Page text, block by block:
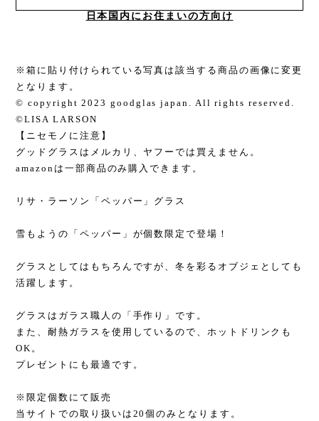
日本国内にお住まいの方向け
※箱に貼り付けられている写真は該当する商品の画像に変更
となります。
© copyright 2023 goodglas japan. All rights reserved.
©LISA LARSON
【ニセモノに注意】
グッドグラスはメルカリ、ヤフーでは買えません。
amazonは一部商品のみ購入できます。
リサ・ラーソン「ペッパー」グラス
雪もようの「ペッパー」が個数限定で登場！
グラスとしてはもちろんですが、冬を彩るオブジェとしても
活躍します。
グラスはガラス職人の「手作り」です。
また、耐熱ガラスを使用しているので、ホットドリンクも
OK。
プレゼントにも最適です。
※限定個数にて販売
当サイトでの取り扱いは20個のみとなります。